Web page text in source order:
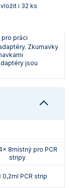
i 32 ks
práci
Zkumavky
jsou
8místný pro PCR
stripy
0,2ml PCR strip